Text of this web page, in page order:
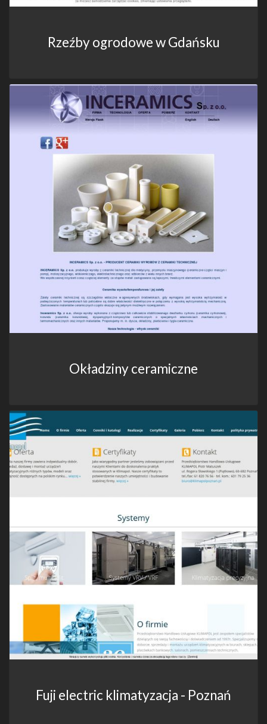
Rzeźby ogrodowe w Gdańsku
Okładziny ceramiczne
Fuji electric klimatyzacja - Poznań